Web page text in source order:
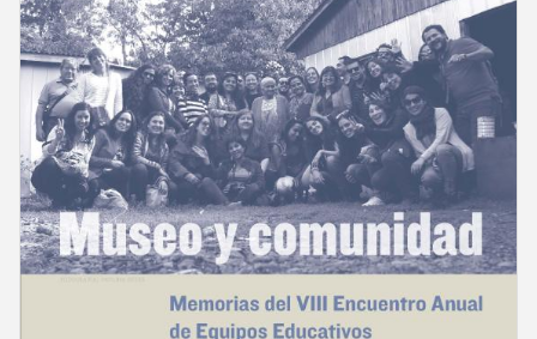
del
IX
Encuentro
anual
de
equipos
educativos
de
museos